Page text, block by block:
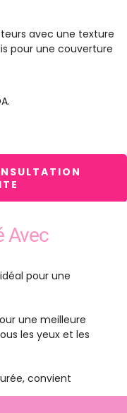
avec une texture
pour une couverture
pour une
une meilleure
les yeux et les
convient